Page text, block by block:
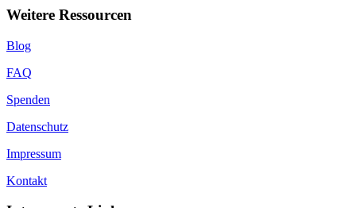
Weitere Ressourcen
Blog
FAQ
Spenden
Datenschutz
Impressum
Kontakt